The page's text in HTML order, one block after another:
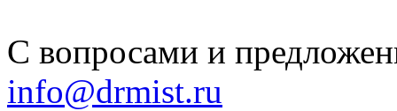
С вопросами и
info@drmist.ru